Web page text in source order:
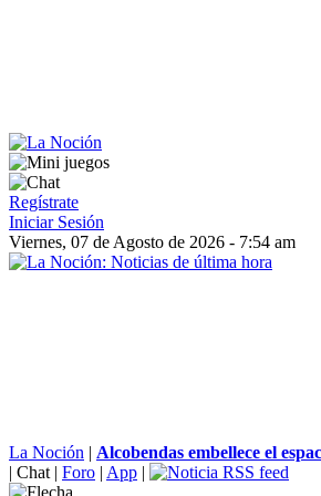
Regístrate
Iniciar Sesión
Viernes, 07 de Agosto de 2026 - 7:54 am
La Noción | Alcobendas embellece el
| Chat | Foro | App |